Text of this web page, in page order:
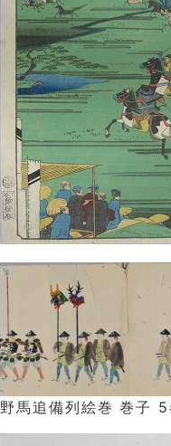
野馬追備列絵巻 巻子